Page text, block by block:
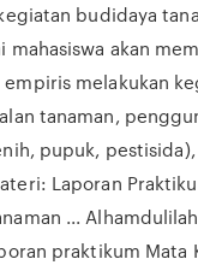
budidaya
mahasiswa akan
melakukan
tanaman,
pupuk,
Laporan
...
praktikum Mata